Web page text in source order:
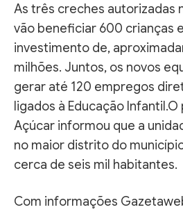
As três creches autorizadas
vão beneficiar 600 crianças
investimento de,
milhões. Juntos, os novos
gerar até 120 empregos
ligados à Educação
Açúcar informou que a
no maior distrito do
cerca de seis mil habitantes.
Com informações